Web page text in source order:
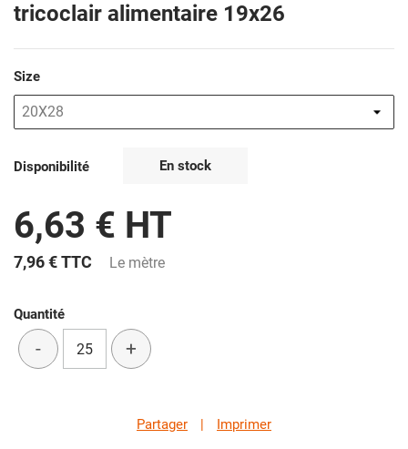
tricoclair alimentaire 19x26
Size
Disponibilité En stock
6,63 € HT
7,96 €TTC Le mètre
Quantité
- +
Partager | Imprimer